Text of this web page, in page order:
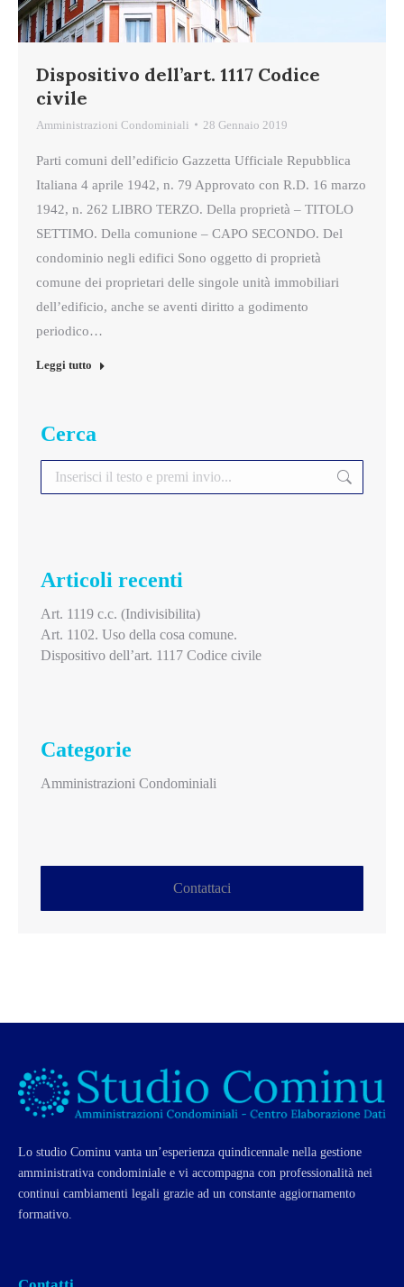
Dispositivo dell’art. 1117 Codice
civile
Amministrazioni Condominiali 28 Gennaio 2019
Parti comuni dell’edificio Gazzetta Ufficiale Repubblica
Italiana 4 aprile 1942, n. 79 Approvato con R.D. 16 marzo
1942, n. 262 LIBRO TERZO. Della proprietà – TITOLO
SETTIMO. Della comunione – CAPO SECONDO. Del
condominio negli edifici Sono oggetto di proprietà
comune dei proprietari delle singole unità immobiliari
dell’edificio, anche se aventi diritto a godimento
periodico…
Leggi tutto
Cerca
Articoli recenti
Art. 1119 c.c. (Indivisibilita)
Art. 1102. Uso della cosa comune.
Dispositivo dell’art. 1117 Codice civile
Categorie
Amministrazioni Condominiali
Contattaci
Lo studio Cominu vanta un’esperienza quindicennale nella gestione
amministrativa condominiale e vi accompagna con professionalità nei
continui cambiamenti legali grazie ad un constante aggiornamento
formativo.